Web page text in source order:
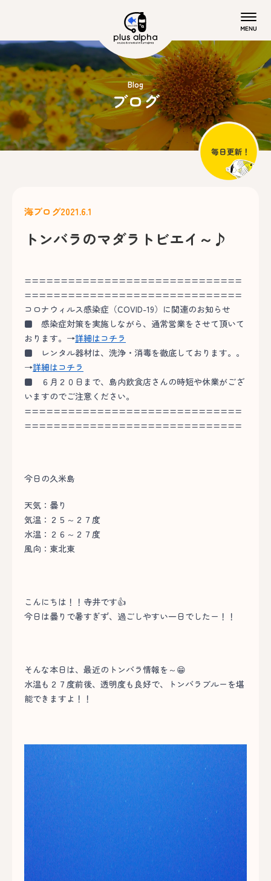
Blog
ブログ
海ブログ2021.6.1
トンバラのマダラトビエイ～♪
==============================
==============================
コロナウィルス感染症（COVID-19）に関連のお知らせ
■ 感染症対策を実施しながら、通常営業をさせて頂いて
おります。→詳細はコチラ
■ レンタル器材は、洗浄・消毒を徹底しております。。
→詳細はコチラ
■ ６月２０日まで、島内飲食店さんの時短や休業がござ
いますのでご注意ください。
==============================
==============================
今日の久米島
天気：曇り
気温：２５～２７度
水温：２６～２７度
風向：東北東
こんにちは！！寺井です👍
今日は曇りで暑すぎず、過ごしやすい一日でしたー！！
そんな本日は、最近のトンバラ情報を～😁
水温も２７度前後、透明度も良好で、トンバラブルーを堪
能できますよ！！